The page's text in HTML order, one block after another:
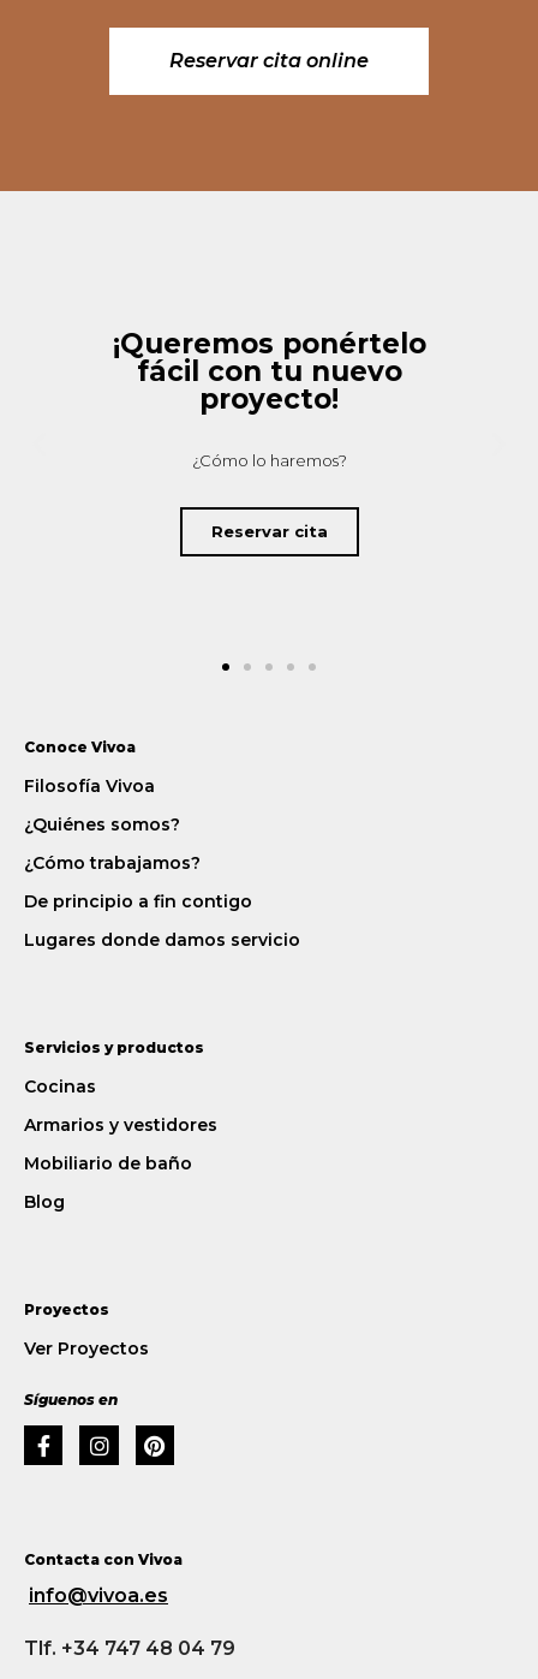
Reservar cita online
¡Queremos ponértelo
fácil con tu nuevo
proyecto!
¿Cómo lo haremos?
Reservar cita
Conoce Vivoa
Filosofía Vivoa
¿Quiénes somos?
¿Cómo trabajamos?
De principio a fin contigo
Lugares donde damos servicio
Servicios y productos
Cocinas
Armarios y vestidores
Mobiliario de baño
Blog
Proyectos
Ver Proyectos
Síguenos en
Contacta con Vivoa
info@vivoa.es
Tlf. +34 747 48 04 79